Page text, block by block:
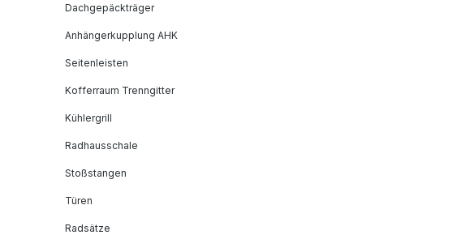
Dachgepäckträger
Anhängerkupplung AHK
Seitenleisten
Kofferraum Trenngitter
Kühlergrill
Radhausschale
Stoßstangen
Türen
Radsätze